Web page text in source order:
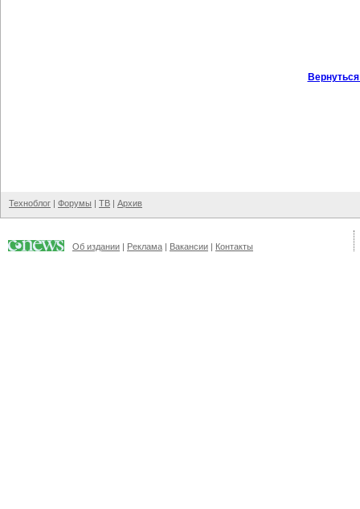
Техноблог | Форумы | ТВ | Архив
Об издании | Реклама | Вакансии | Контакты